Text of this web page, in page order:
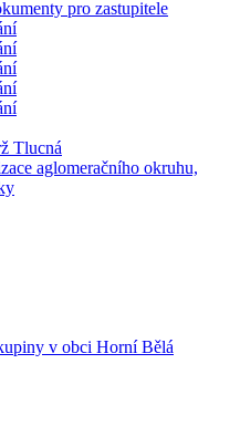
pro zastupitele
Tlucná
aglomeračního okruhu,
v obci Horní Bělá